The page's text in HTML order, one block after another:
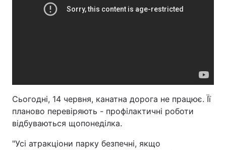
Сьогодні, 14 червня, канатна дорога не працює. Її
планово перевіряють - профілактичні роботи
відбуваються щопонеділка.
"Усі атракціони парку безпечні, якщо